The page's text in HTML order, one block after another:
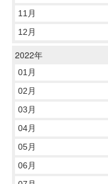
11月
12月
2022年
01月
02月
03月
04月
05月
06月